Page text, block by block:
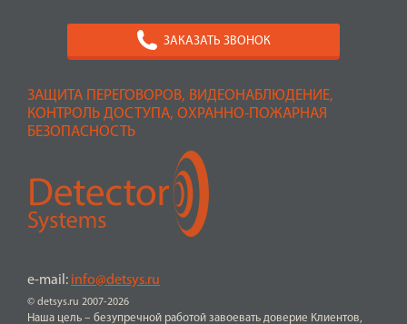
ЗАЩИТА ПЕРЕГОВОРОВ, ВИДЕОНАБЛЮДЕНИЕ,
КОНТРОЛЬ ДОСТУПА, ОХРАННО-ПОЖАРНАЯ
БЕЗОПАСНОСТЬ
© detsys.ru 2007-2026
e-mail: info@detsys.ru
Наша цель – безупречной работой завоевать доверие Клиентов,
ЗАКАЗАТЬ ЗВОНОК